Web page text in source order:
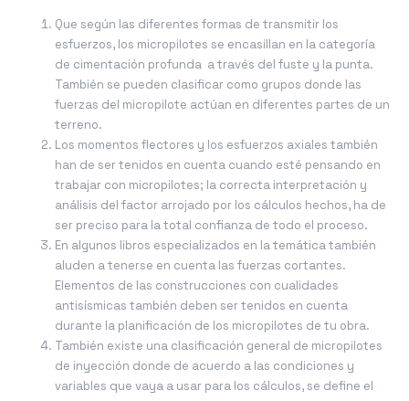
Que según las diferentes formas de transmitir los
esfuerzos, los micropilotes se encasillan en la categoría
de cimentación profunda a través del fuste y la punta.
También se pueden clasificar como grupos donde las
fuerzas del micropilote actúan en diferentes partes de un
terreno.
Los momentos flectores y los esfuerzos axiales también
han de ser tenidos en cuenta cuando esté pensando en
trabajar con micropilotes; la correcta interpretación y
análisis del factor arrojado por los cálculos hechos, ha de
ser preciso para la total confianza de todo el proceso.
En algunos libros especializados en la temática también
aluden a tenerse en cuenta las fuerzas cortantes.
Elementos de las construcciones con cualidades
antisísmicas también deben ser tenidos en cuenta
durante la planificación de los micropilotes de tu obra.
También existe una clasificación general de micropilotes
de inyección donde de acuerdo a las condiciones y
variables que vaya a usar para los cálculos, se define el